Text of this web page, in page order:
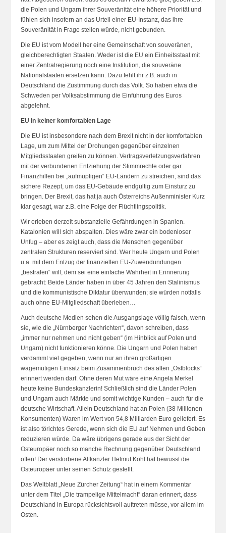
die Polen und Ungarn ihrer Souveränität eine höhere Priorität und
fühlen sich insofern an das Urteil einer EU-Instanz, das ihre
Souveränität in Frage stellen würde, nicht gebunden.
Die EU ist vom Modell her eine Gemeinschaft von souveränen,
gleichberechtigten Staaten. Weder ist die EU ein Einheitsstaat mit
einer Zentralregierung noch eine Institution, die souveräne
Nationalstaaten ersetzen kann. Dazu fehlt ihr z.B. auch in
Deutschland die Zustimmung durch das Volk. So haben etwa die
Schweden per Volksabstimmung die Einführung des Euros
abgelehnt.
EU in keiner komfortablen Lage
Die EU ist insbesondere nach dem Brexit nicht in der komfortablen
Lage, um zum Mittel der Drohungen gegenüber einzelnen
Mitgliedsstaaten greifen zu können. Vertragsverletzungsverfahren
mit der verbundenen Entziehung der Stimmrechte oder gar
Finanzhilfen bei „aufmüpfigen“ EU-Ländern zu streichen, sind das
sichere Rezept, um das EU-Gebäude endgültig zum Einsturz zu
bringen. Der Brexit, das hat ja auch Österreichs Außenminister Kurz
klar gesagt, war z.B. eine Folge der Flüchtlingspolitik.
Wir erleben derzeit substanzielle Gefährdungen in Spanien.
Katalonien will sich abspalten. Dies wäre zwar ein bodenloser
Unfug – aber es zeigt auch, dass die Menschen gegenüber
zentralen Strukturen reserviert sind. Wer heute Ungarn und Polen
u.a. mit dem Entzug der finanziellen EU-Zuwendundungen
„bestrafen“ will, dem sei eine einfache Wahrheit in Erinnerung
gebracht: Beide Länder haben in über 45 Jahren den Stalinismus
und die kommunistische Diktatur überwunden; sie würden notfalls
auch ohne EU-Mitgliedschaft überleben…
Auch deutsche Medien sehen die Ausgangslage völlig falsch, wenn
sie, wie die „Nürnberger Nachrichten“, davon schreiben, dass
„immer nur nehmen und nicht geben“ (im Hinblick auf Polen und
Ungarn) nicht funktionieren könne. Die Ungarn und Polen haben
verdammt viel gegeben, wenn nur an ihren großartigen
wagemutigen Einsatz beim Zusammenbruch des alten „Ostblocks“
erinnert werden darf. Ohne deren Mut wäre eine Angela Merkel
heute keine Bundeskanzlerin! Schließlich sind die Länder Polen
und Ungarn auch Märkte und somit wichtige Kunden – auch für die
deutsche Wirtschaft. Allein Deutschland hat an Polen (38 Millionen
Konsumenten) Waren im Wert von 54,8 Milliarden Euro geliefert. Es
ist also törichtes Gerede, wenn sich die EU auf Nehmen und Geben
reduzieren würde. Da wäre übrigens gerade aus der Sicht der
Osteuropäer noch so manche Rechnung gegenüber Deutschland
offen! Der verstorbene Altkanzler Helmut Kohl hat bewusst die
Osteuropäer unter seinen Schutz gestellt.
Das Weltblatt „Neue Zürcher Zeitung“ hat in einem Kommentar
unter dem Titel „Die trampelige Mittelmacht“ daran erinnert, dass
Deutschland in Europa rücksichtsvoll auftreten müsse, vor allem im
Osten.